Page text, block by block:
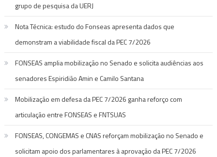
grupo de pesquisa da UERJ
Nota Técnica: estudo do Fonseas apresenta dados que
demonstram a viabilidade fiscal da PEC 7/2026
FONSEAS amplia mobilização no Senado e solicita audiências aos
senadores Espiridião Amin e Camilo Santana
Mobilização em defesa da PEC 7/2026 ganha reforço com
articulação entre FONSEAS e FNTSUAS
FONSEAS, CONGEMAS e CNAS reforçam mobilização no Senado e
solicitam apoio dos parlamentares à aprovação da PEC 7/2026